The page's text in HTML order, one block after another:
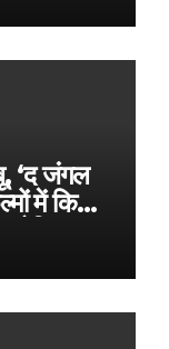
‘द जंगल
में किया